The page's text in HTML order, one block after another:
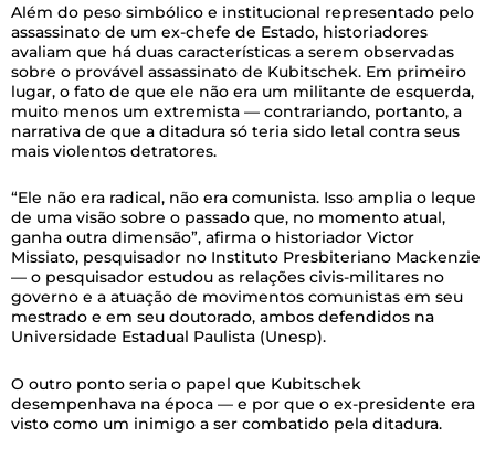
Além do peso simbólico e institucional representado pelo
assassinato de um ex-chefe de Estado, historiadores
avaliam que há duas características a serem observadas
sobre o provável assassinato de Kubitschek. Em primeiro
lugar, o fato de que ele não era um militante de esquerda,
muito menos um extremista — contrariando, portanto, a
narrativa de que a ditadura só teria sido letal contra seus
mais violentos detratores.
“Ele não era radical, não era comunista. Isso amplia o leque
de uma visão sobre o passado que, no momento atual,
ganha outra dimensão”, afirma o historiador Victor
Missiato, pesquisador no Instituto Presbiteriano Mackenzie
— o pesquisador estudou as relações civis-militares no
governo e a atuação de movimentos comunistas em seu
mestrado e em seu doutorado, ambos defendidos na
Universidade Estadual Paulista (Unesp).
O outro ponto seria o papel que Kubitschek
desempenhava na época — e por que o ex-presidente era
visto como um inimigo a ser combatido pela ditadura.